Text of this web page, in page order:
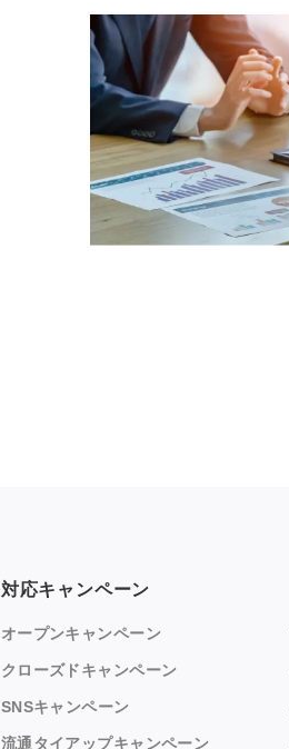
対応キャンペーン
オープンキャンペーン
クローズドキャンペーン
SNSキャンペーン
流通タイアップキャンペーン